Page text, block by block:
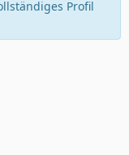
Profil